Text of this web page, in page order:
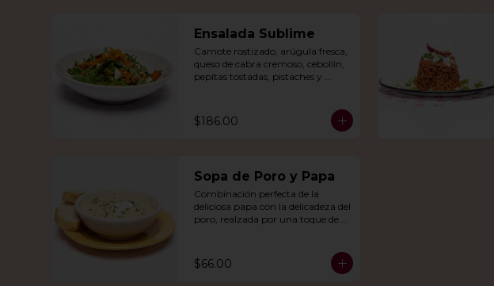
Ensalada Sublime
Camote rostizado, arúgula fresca,
queso de cabra cremoso, cebollín,
pepitas tostadas, pistaches y
$186.00
Sopa de Poro y Papa
Combinación perfecta de la
deliciosa papa con la delicadeza del
poro, realzada por una toque de
$66.00